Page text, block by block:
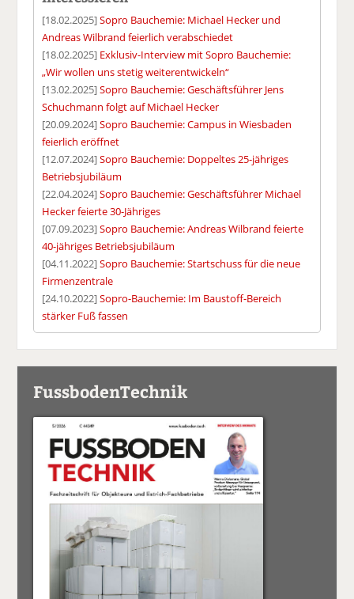
[18.02.2025]Sopro Bauchemie: Michael Hecker und
Andreas Wilbrand feierlich verabschiedet
[18.02.2025] Exklusiv-Interview mit Sopro Bauchemie:
„Wir wollen uns stetig weiterentwickeln“
[13.02.2025]Sopro Bauchemie: Geschäftsführer Jens
Schuchmann folgt auf Michael Hecker
[20.09.2024]Sopro Bauchemie: Campus in Wiesbaden
feierlich eröffnet
[12.07.2024]Sopro Bauchemie: Doppeltes 25-jähriges
Betriebsjubiläum
[22.04.2024]Sopro Bauchemie: Geschäftsführer Michael
Hecker feierte 30-Jähriges
[07.09.2023]Sopro Bauchemie: Andreas Wilbrand feierte
40-jähriges Betriebsjubiläum
[04.11.2022]Sopro Bauchemie: Startschuss für die neue
Firmenzentrale
[24.10.2022]Sopro-Bauchemie: Im Baustoff-Bereich
stärker Fuß fassen
FussbodenTechnik